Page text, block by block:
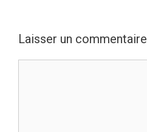
Laisser un commentaire